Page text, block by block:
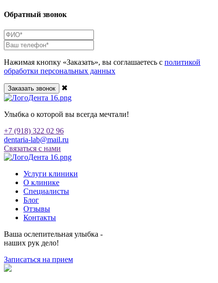
Обратный звонок
Нажимая кнопку «Заказать», вы соглашаетесь с политикой
обработки персональных данных
✖
Улыбка о которой вы всегда мечтали!
+7 (918) 322 02 96
dentaria-lab@mail.ru
Связаться с нами
Услуги клиники
О клинике
Специалисты
Блог
Отзывы
Контакты
Ваша ослепительная улыбка -
наших рук дело!
Записаться на прием